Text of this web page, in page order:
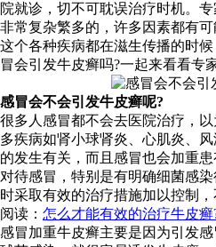
院就诊，切不可耽误治疗时机。
非常复杂繁多的，许多因素都有
这个各种疾病都在滋生传播的时
冒会引发牛皮癣吗?一起来看看专
感冒会不会引发牛皮癣呢?
很多人感冒都不会去医院治疗，
多疾病如肾小球肾炎、心肌炎、
的发生有关，而且感冒也会加重
对待感冒，特别是有明确细菌感
时采取有效的治疗措施加以控制
阅读： 怎么才能有效的治疗牛皮癣
感冒加重牛皮癣主要是因为引发